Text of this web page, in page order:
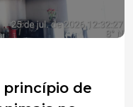
de